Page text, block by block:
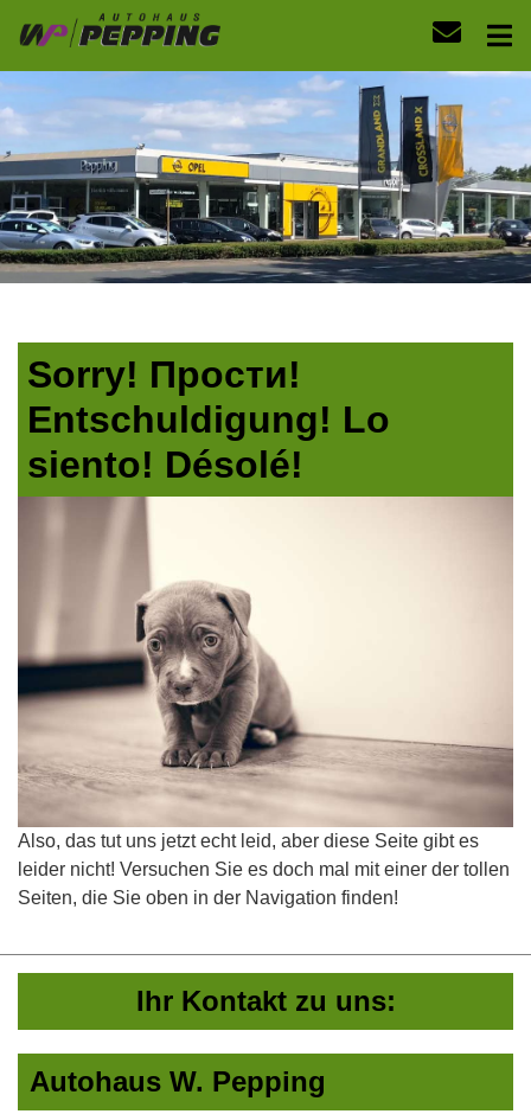
Sorry! Прости!
Entschuldigung! Lo
siento! Désolé!
Also, das tut uns jetzt echt leid, aber diese Seite gibt es
leider nicht! Versuchen Sie es doch mal mit einer der tollen
Seiten, die Sie oben in der Navigation finden!
Ihr Kontakt zu uns:
Autohaus W. Pepping